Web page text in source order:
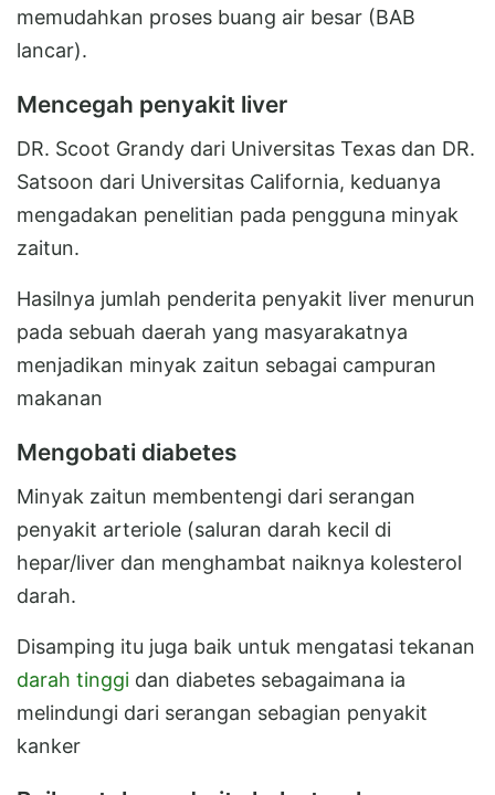
memudahkan proses buang air besar (BAB
lancar).
Mencegah penyakit liver
DR. Scoot Grandy dari Universitas Texas dan DR.
Satsoon dari Universitas California, keduanya
mengadakan penelitian pada pengguna minyak
zaitun.
Hasilnya jumlah penderita penyakit liver menurun
pada sebuah daerah yang masyarakatnya
menjadikan minyak zaitun sebagai campuran
makanan
Mengobati diabetes
Minyak zaitun membentengi dari serangan
penyakit arteriole (saluran darah kecil di
hepar/liver dan menghambat naiknya kolesterol
darah.
Disamping itu juga baik untuk mengatasi tekanan
darah tinggi dan diabetes sebagaimana ia
melindungi dari serangan sebagian penyakit
kanker